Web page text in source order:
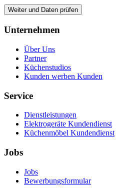
Weiter und Daten prüfen
Unternehmen
Über Uns
Partner
Küchenstudios
Kunden werben Kunden
Service
Dienstleistungen
Elektrogeräte Kundendienst
Küchenmöbel Kundendienst
Jobs
Jobs
Bewerbungsformular